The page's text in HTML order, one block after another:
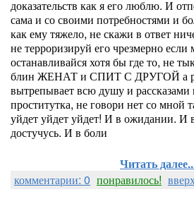
доказательств как я его люблю. И
сама и со своими потребностями и
как ему тяжело, не скажи в ответ
не терроризируй его чрезмерно
останавливайся хотя бы где то, не
блин ЖЕНАТ и СПИТ С ДРУГОЙ а
вытрепывает всю душу и рассказами
проститутка, не говори нет со мной
уйдет уйдет уйдет! И в ожидании. И
достучусь. И в боли
Читать
комментарии: 0 понравилось!